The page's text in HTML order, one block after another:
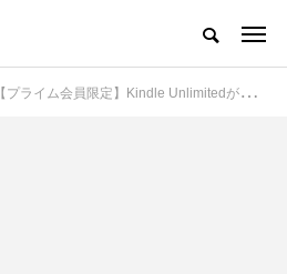
【プライム会員限定】Kindle Unlimitedが3ヶ月99円になるキャンペーン実施中 ー プライムデー先行